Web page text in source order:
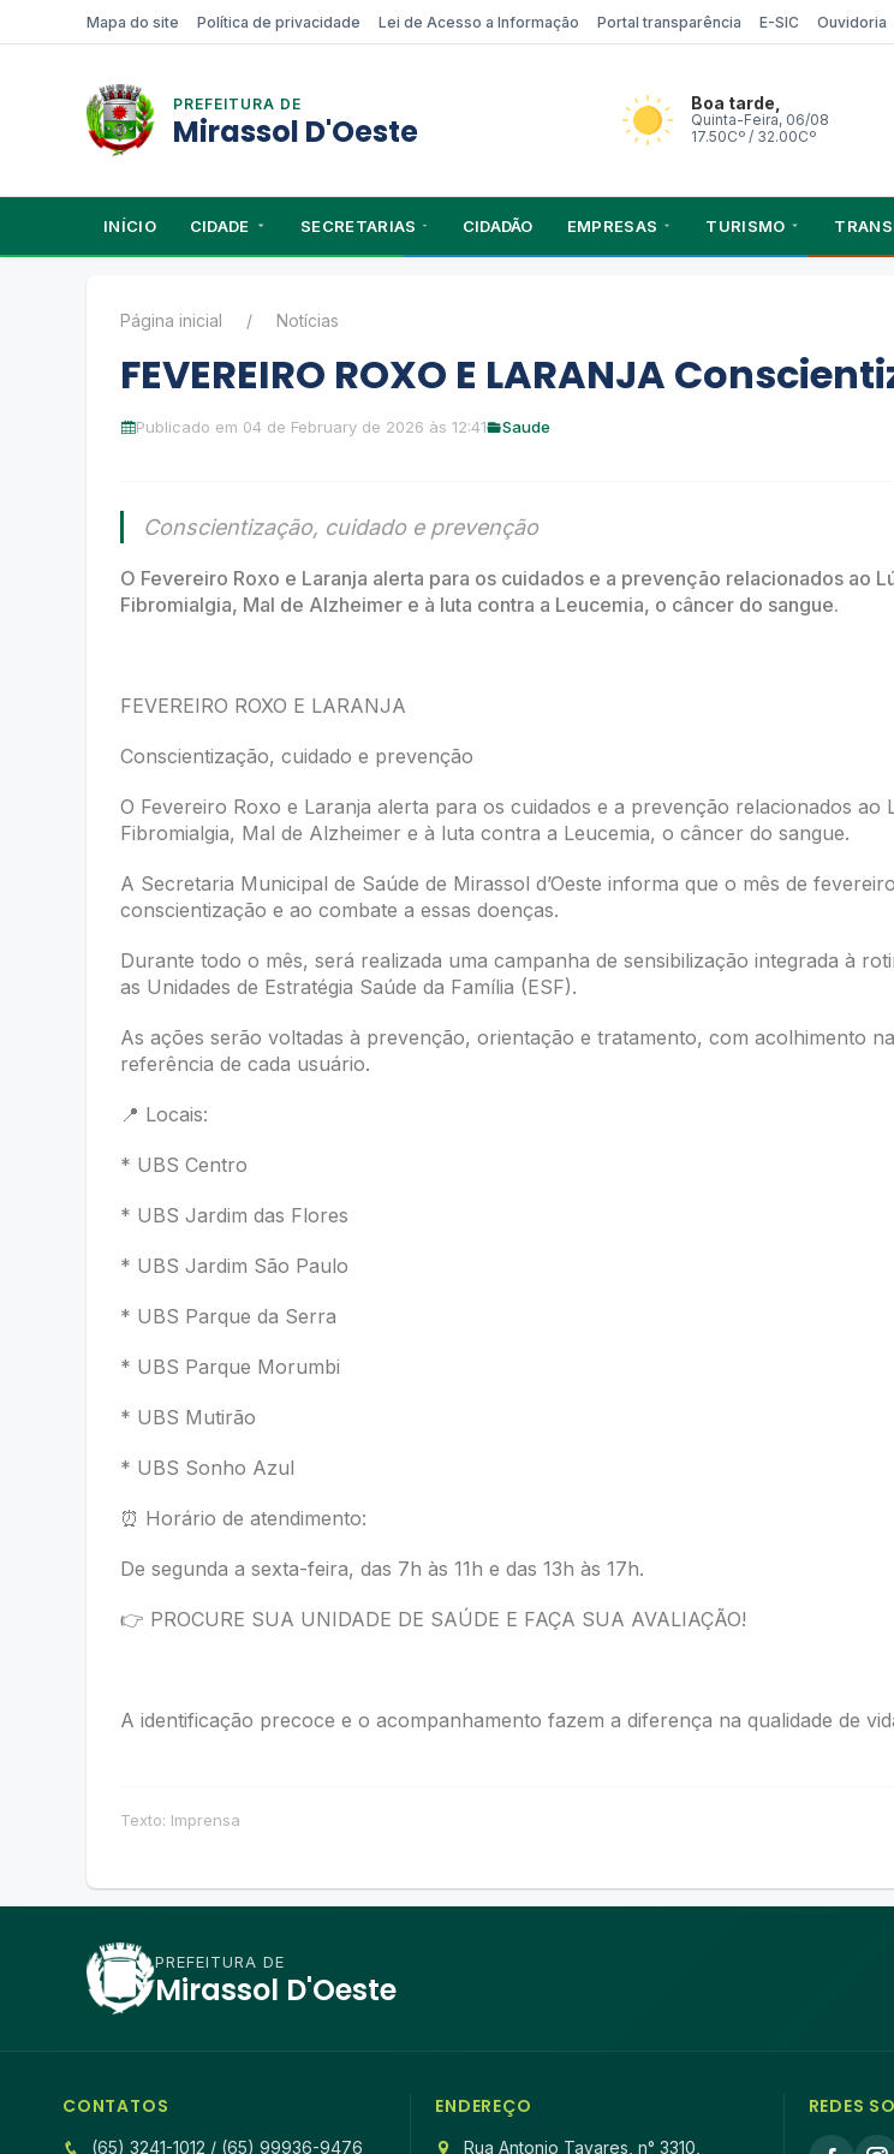
Mapa do site Política de privacidade Lei de Acesso a Informação Portal transparência E-SIC Ouvidoria
PREFEITURA DE
Mirassol D'Oeste
Boa tarde,
Quinta-Feira, 06/08
17.50Cº / 32.00Cº
INÍCIO CIDADE SECRETARIAS CIDADÃO EMPRESAS TURISMO
Página inicial Notícias
FEVEREIRO ROXO E LARANJA
Publicado em 04 de February de 2026 às 12:41 Saude
Conscientização, cuidado e prevenção
O Fevereiro Roxo e Laranja alerta para os cuidados e a prevenção relacionados ao
Fibromialgia, Mal de Alzheimer e à luta contra a Leucemia, o câncer do sangue.
FEVEREIRO ROXO E LARANJA
Conscientização, cuidado e prevenção
O Fevereiro Roxo e Laranja alerta para os cuidados e a prevenção relacionados ao
Fibromialgia, Mal de Alzheimer e à luta contra a Leucemia, o câncer do sangue.
A Secretaria Municipal de Saúde de Mirassol d’Oeste informa que o mês de
conscientização e ao combate a essas doenças.
Durante todo o mês, será realizada uma campanha de sensibilização integrada à
as Unidades de Estratégia Saúde da Família (ESF).
As ações serão voltadas à prevenção, orientação e tratamento, com acolhimento
referência de cada usuário.
📍 Locais:
* UBS Centro
* UBS Jardim das Flores
* UBS Jardim São Paulo
* UBS Parque da Serra
* UBS Parque Morumbi
* UBS Mutirão
* UBS Sonho Azul
⏰ Horário de atendimento:
De segunda a sexta-feira, das 7h às 11h e das 13h às 17h.
👉 PROCURE SUA UNIDADE DE SAÚDE E FAÇA SUA AVALIAÇÃO!
A identificação precoce e o acompanhamento fazem a diferença na qualidade de
Texto: Imprensa
PREFEITURA DE
Mirassol D'Oeste
CONTATOS
(65) 3241-1012 / (65) 99936-9476
ENDEREÇO
Rua Antonio Tavares, n° 3310,
REDES